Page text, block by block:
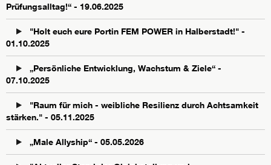
Prüfungsalltag!“ - 19.06.2025
"Holt euch eure Portin FEM POWER in Halberstadt!" -
01.10.2025
„Persönliche Entwicklung, Wachstum & Ziele“ -
07.10.2025
"Raum für mich - weibliche Resilienz durch Achtsamkeit
stärken." - 05.11.2025
„Male Allyship“ - 05.05.2026